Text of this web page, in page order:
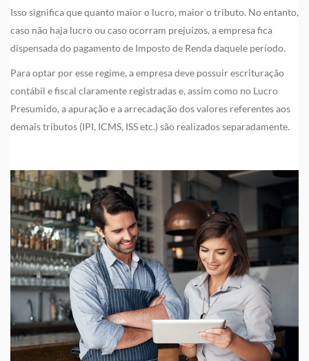
Isso significa que quanto maior o lucro, maior o tributo. No entanto,
caso não haja lucro ou caso ocorram prejuízos, a empresa fica
dispensada do pagamento de Imposto de Renda daquele período.
Para optar por esse regime, a empresa deve possuir escrituração
contábil e fiscal claramente registradas e, assim como no Lucro
Presumido, a apuração e a arrecadação dos valores referentes aos
demais tributos (IPI, ICMS, ISS etc.) são realizados separadamente.